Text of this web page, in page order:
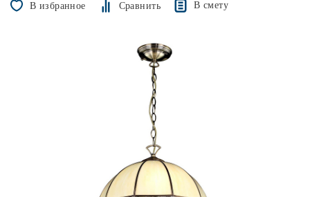
Настольные лампы
В избранное Сравнить В смету